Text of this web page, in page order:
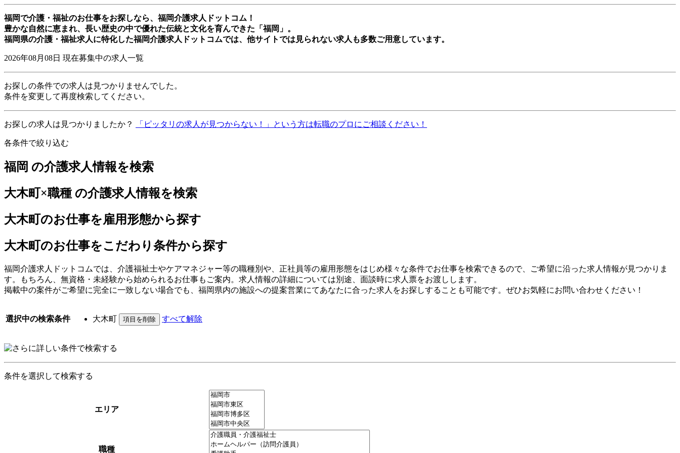
福岡で介護・福祉のお仕事をお探しなら、福岡介護求人ドットコム！
豊かな自然に恵まれ、長い歴史の中で優れた伝統と文化を育んできた「福岡」。
福岡県の介護・福祉求人に特化した福岡介護求人ドットコムでは、他サイトでは見られない求人も多数ご用意しています。
2026年08月08日 現在募集中の求人一覧
お探しの条件での求人は見つかりませんでした。
条件を変更して再度検索してください。
お探しの求人は見つかりましたか？ 「ピッタリの求人が見つからない！」という方は転職のプロにご相談ください！
各条件で絞り込む
福岡 の介護求人情報を検索
大木町×職種 の介護求人情報を検索
大木町のお仕事を雇用形態から探す
大木町のお仕事をこだわり条件から探す
福岡介護求人ドットコムでは、介護福祉士やケアマネジャー等の職種別や、正社員等の雇用形態をはじめ様々な条件でお仕事を検索できるので、ご希望に沿った求人情報が見つかりま
す。もちろん、無資格・未経験から始められるお仕事もご案内。求人情報の詳細については別途、面談時に求人票をお渡しします。
掲載中の案件がご希望に完全に一致しない場合でも、福岡県内の施設への提案営業にてあなたに合った求人をお探しすることも可能です。ぜひお気軽にお問い合わせください！
選択中の検索条件 大木町 すべて解除
条件を選択して検索する
エリア
職種